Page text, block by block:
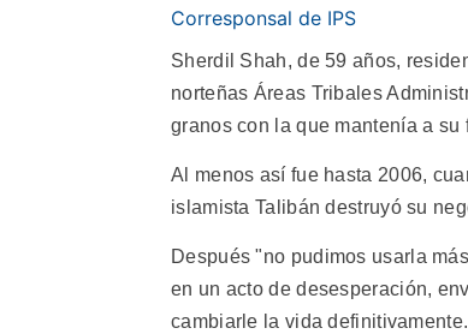
Corresponsal de IPS
Sherdil Shah, de 59 años,
norteñas Áreas Tribales
granos con la que mantenía a
Al menos así fue hasta 2006,
islamista Talibán destruyó su
Después "no pudimos usarla
en un acto de desesperación,
cambiarle la vida definitivamente.